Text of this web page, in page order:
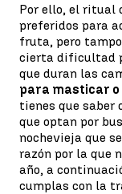
Por ello, el ritual
preferidos para
fruta, pero
cierta dificultad
que duran las
para masticar
tienes que saber
que optan por
nochevieja que
razón por la que
año, a
cumplas con la